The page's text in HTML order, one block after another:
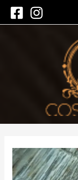
para